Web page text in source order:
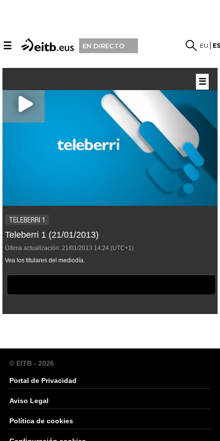
☰ EN DIRECTO EU
TELEBERRI 1
Teleberri 1 (21/01/2013)
Última actualización: 21/01/2013 14:24 (UTC+1)
Vea los titulares del mediodía.
☰
© EITB - 2026
Portal de Privacidad
Aviso Legal
Política de cookies